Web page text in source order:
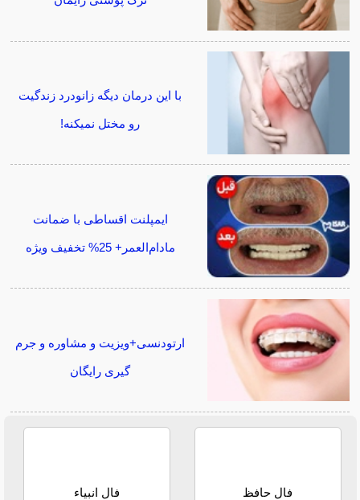
با این درمان دیگه زانودرد زندگیت
رو مختل نمیکنه!
ایمپلنت اقساطی با ضمانت
مادام‌العمر+ 25% تخفیف ویژه
ارتودنسی+ویزیت و مشاوره و جرم
گیری رایگان
فال حافظ فال انبیاء